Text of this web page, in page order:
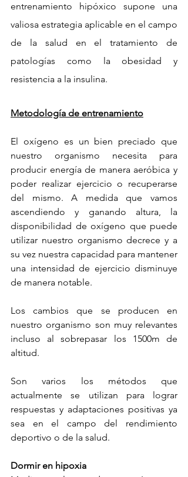
entrenamiento hipóxico supone una
valiosa estrategia aplicable en el campo
de la salud en el tratamiento de
patologías como la obesidad y
resistencia a la insulina.
Metodología de entrenamiento
El oxígeno es un bien preciado que
nuestro organismo necesita para
producir energía de manera aeróbica y
poder realizar ejercicio o recuperarse
del mismo. A medida que vamos
ascendiendo y ganando altura, la
disponibilidad de oxígeno que puede
utilizar nuestro organismo decrece y a
su vez nuestra capacidad para mantener
una intensidad de ejercicio disminuye
de manera notable.
Los cambios que se producen en
nuestro organismo son muy relevantes
incluso al sobrepasar los 1500m de
altitud.
Son varios los métodos que
actualmente se utilizan para lograr
respuestas y adaptaciones positivas ya
sea en el campo del rendimiento
deportivo o de la salud.
Dormir en hipoxia